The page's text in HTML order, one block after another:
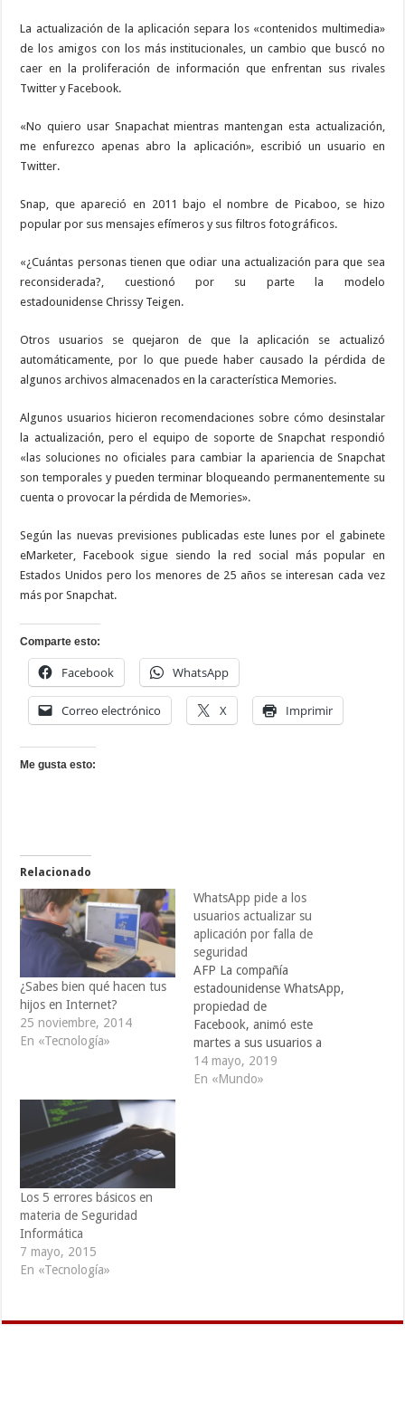
La actualización de la aplicación separa los «contenidos multimedia»
de los amigos con los más institucionales, un cambio que buscó no
caer en la proliferación de información que enfrentan sus rivales
Twitter y Facebook.
«No quiero usar Snapachat mientras mantengan esta actualización,
me enfurezco apenas abro la aplicación», escribió un usuario en
Twitter.
Snap, que apareció en 2011 bajo el nombre de Picaboo, se hizo
popular por sus mensajes efímeros y sus filtros fotográficos.
«¿Cuántas personas tienen que odiar una actualización para que sea
reconsiderada?, cuestionó por su parte la modelo
estadounidense Chrissy Teigen.
Otros usuarios se quejaron de que la aplicación se actualizó
automáticamente, por lo que puede haber causado la pérdida de
algunos archivos almacenados en la característica Memories.
Algunos usuarios hicieron recomendaciones sobre cómo desinstalar
la actualización, pero el equipo de soporte de Snapchat respondió
«las soluciones no oficiales para cambiar la apariencia de Snapchat
son temporales y pueden terminar bloqueando permanentemente su
cuenta o provocar la pérdida de Memories».
Según las nuevas previsiones publicadas este lunes por el gabinete
eMarketer, Facebook sigue siendo la red social más popular en
Estados Unidos pero los menores de 25 años se interesan cada vez
más por Snapchat.
Comparte esto:
Facebook WhatsApp
Correo electrónico X Imprimir
Me gusta esto:
Relacionado
¿Sabes bien qué hacen tus
hijos en Internet?
25 noviembre, 2014
En «Tecnología»
WhatsApp pide a los
usuarios actualizar su
aplicación por falla de
seguridad
AFP La compañía
estadounidense WhatsApp,
propiedad de
Facebook, animó este
martes a sus usuarios a
actualizar su aplicación de
mensajería tras el hallazgo
14 mayo, 2019
En «Mundo»
​Los 5 errores básicos en
materia de Seguridad
Informática
7 mayo, 2015
En «Tecnología»